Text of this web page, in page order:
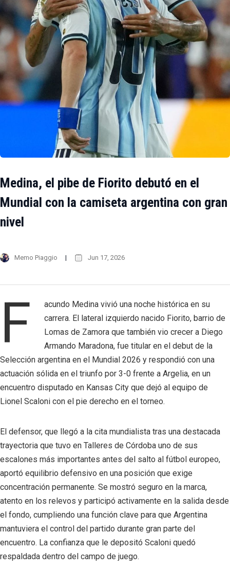
Medina, el pibe de Fiorito debutó en el
Mundial con la camiseta argentina con gran
nivel
Memo Piaggio Jun 17, 2026
F
acundo Medina vivió una noche histórica en su
carrera. El lateral izquierdo nacido Fiorito, barrio de
Lomas de Zamora que también vio crecer a Diego
Armando Maradona, fue titular en el debut de la
Selección argentina en el Mundial 2026 y respondió con una
actuación sólida en el triunfo por 3-0 frente a Argelia, en un
encuentro disputado en Kansas City que dejó al equipo de
Lionel Scaloni con el pie derecho en el torneo.
El defensor, que llegó a la cita mundialista tras una destacada
trayectoria que tuvo en Talleres de Córdoba uno de sus
escalones más importantes antes del salto al fútbol europeo,
aportó equilibrio defensivo en una posición que exige
concentración permanente. Se mostró seguro en la marca,
atento en los relevos y participó activamente en la salida desde
el fondo, cumpliendo una función clave para que Argentina
mantuviera el control del partido durante gran parte del
encuentro. La confianza que le depositó Scaloni quedó
respaldada dentro del campo de juego.